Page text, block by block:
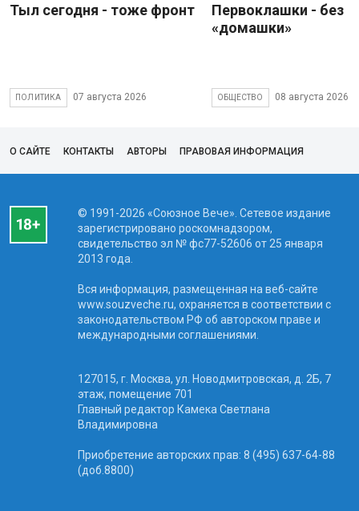
Тыл сегодня - тоже фронт
ПОЛИТИКА 07 августа 2026
Первоклашки - без
«домашки»
ОБЩЕСТВО 08 августа 2026
О САЙТЕ КОНТАКТЫ АВТОРЫ ПРАВОВАЯ ИНФОРМАЦИЯ
© 1991-2026 «Союзное Вече». Сетевое издание
зарегистрировано роскомнадзором,
свидетельство эл № фc77-52606 от 25 января
2013 года.
Вся информация, размещенная на веб-сайте
www.souzveche.ru, охраняется в соответствии с
законодательством РФ об авторском праве и
международными соглашениями.
127015, г. Москва, ул. Новодмитровская, д. 2Б, 7
этаж, помещение 701
Главный редактор Камека Светлана
Владимировна
Приобретение авторских прав: 8 (495) 637-64-88
(доб.8800)